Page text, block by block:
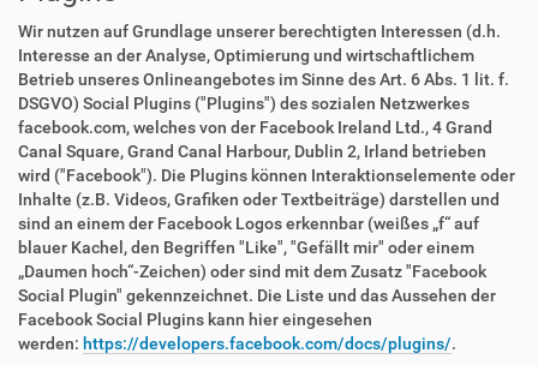
Wir nutzen auf Grundlage unserer berechtigten Interessen (d.h.
Interesse an der Analyse, Optimierung und wirtschaftlichem
Betrieb unseres Onlineangebotes im Sinne des Art. 6 Abs. 1 lit. f.
DSGVO) Social Plugins ("Plugins") des sozialen Netzwerkes
facebook.com, welches von der Facebook Ireland Ltd., 4 Grand
Canal Square, Grand Canal Harbour, Dublin 2, Irland betrieben
wird ("Facebook"). Die Plugins können Interaktionselemente oder
Inhalte (z.B. Videos, Grafiken oder Textbeiträge) darstellen und
sind an einem der Facebook Logos erkennbar (weißes „f“ auf
blauer Kachel, den Begriffen "Like", "Gefällt mir" oder einem
„Daumen hoch“-Zeichen) oder sind mit dem Zusatz "Facebook
Social Plugin" gekennzeichnet. Die Liste und das Aussehen der
Facebook Social Plugins kann hier eingesehen
werden: https://developers.facebook.com/docs/plugins/.